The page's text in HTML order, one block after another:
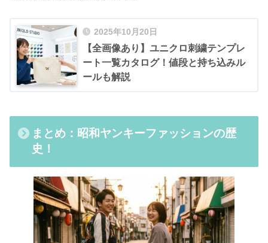
2025年10月20日
【全画像あり】ユニクロ刺繍テンプレ
ート一覧カタログ！値段と持ち込みル
ールも解説
まとめ：昭和ヤンキーファッションの歴
史！